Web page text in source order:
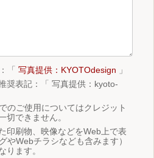
「 写真提供：KYOTOdesign 」
奨表記：「 写真提供：kyoto-
のご使用についてはクレジット
切できません。
印刷物、映像などをWeb上で表
やWebチラシなども含みます）
ります。